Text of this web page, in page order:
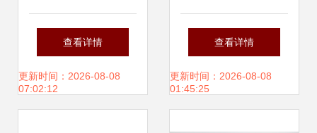
升、文化再引领”的
卓越实践与经营管
查看详情
更新时间：2026-08-08
07:02:12
市公司全景解析 8
月29日网络文化经
查看详情
更新时间：2026-08-08
01:45:25